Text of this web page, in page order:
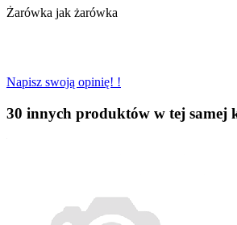
Żarówka jak żarówka
Napisz swoją opinię! !
30 innych produktów w tej samej